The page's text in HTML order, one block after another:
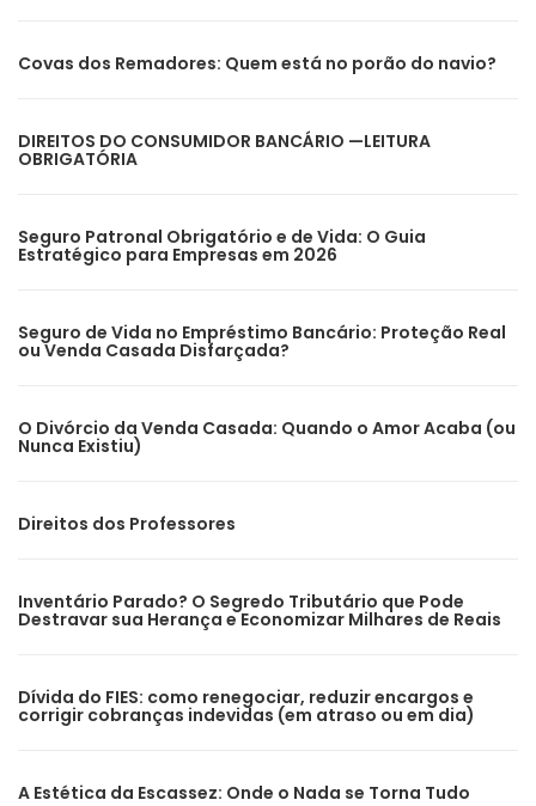
Covas dos Remadores: Quem está no porão do navio?
DIREITOS DO CONSUMIDOR BANCÁRIO —LEITURA
OBRIGATÓRIA
Seguro Patronal Obrigatório e de Vida: O Guia
Estratégico para Empresas em 2026
Seguro de Vida no Empréstimo Bancário: Proteção Real
ou Venda Casada Disfarçada?
O Divórcio da Venda Casada: Quando o Amor Acaba (ou
Nunca Existiu)
Direitos dos Professores
Inventário Parado? O Segredo Tributário que Pode
Destravar sua Herança e Economizar Milhares de Reais
Dívida do FIES: como renegociar, reduzir encargos e
corrigir cobranças indevidas (em atraso ou em dia)
A Estética da Escassez: Onde o Nada se Torna Tudo